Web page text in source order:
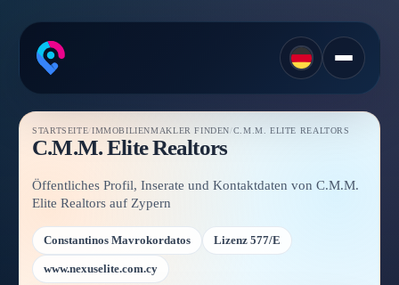
STARTSEITE/IMMOBILIENMAKLER FINDEN /C.M.M. ELITE REALTORS
C.M.M. Elite Realtors
Öffentliches Profil, Inserate und Kontaktdaten von C.M.M.
Elite Realtors auf Zypern
Constantinos Mavrokordatos Lizenz 577/E
www.nexuselite.com.cy